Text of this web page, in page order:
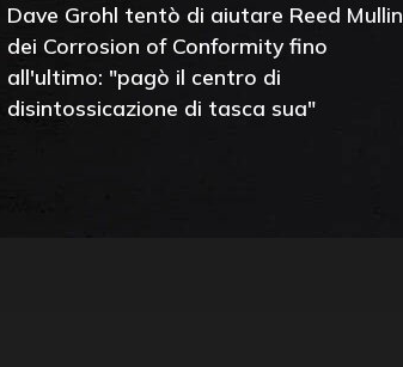
Dave Grohl tentò di aiutare Reed Mullin
dei Corrosion of Conformity fino
all'ultimo: "pagò il centro di
disintossicazione di tasca sua"